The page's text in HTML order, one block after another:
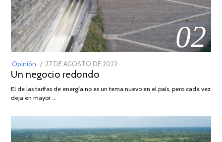
02
Opinión
POSTED
ON
27 DE AGOSTO DE 2022
DE
Un negocio redondo
El de las tarifas de energía no es un tema nuevo en el país, pero cada vez
deja en mayor …